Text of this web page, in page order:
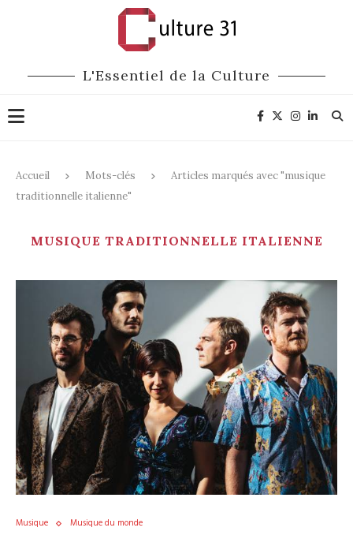
L'Essentiel de la Culture
Accueil Mots-clés
Articles marqués avec "musique
traditionnelle italienne"
MUSIQUE TRADITIONNELLE ITALIENNE
Musique Musique du monde